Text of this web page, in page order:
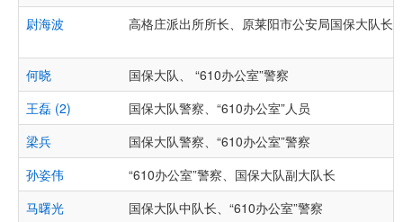
尉海波
高格庄派出所所长、原莱阳市公安局国保大队长
何晓
国保大队、 “610办公室”警察
王磊 (2)
国保大队警察、“610办公室”人员
梁兵
国保大队警察、“610办公室”警察
孙姿伟
“610办公室”警察、国保大队副大队长
马曙光
国保大队中队长、“610办公室”警察